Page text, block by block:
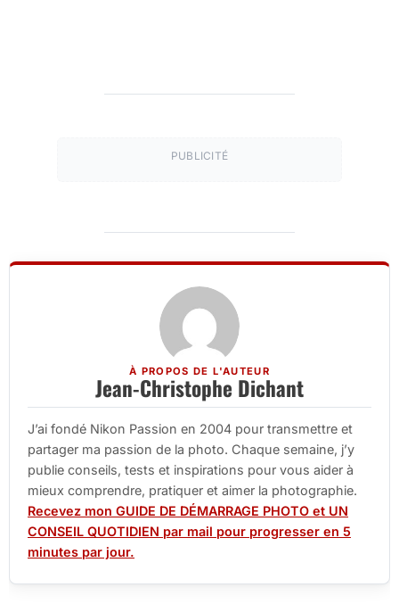
PUBLICITÉ
À PROPOS DE L'AUTEUR
Jean-Christophe Dichant
J’ai fondé Nikon Passion en 2004 pour transmettre et
partager ma passion de la photo. Chaque semaine, j’y
publie conseils, tests et inspirations pour vous aider à
mieux comprendre, pratiquer et aimer la photographie.
Recevez mon GUIDE DE DÉMARRAGE PHOTO et UN
CONSEIL QUOTIDIEN par mail pour progresser en 5
minutes par jour.